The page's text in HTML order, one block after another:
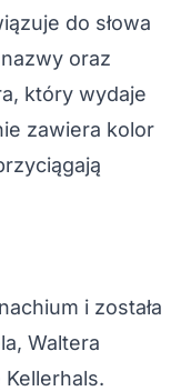
do słowa
oraz
który wydaje
zawiera kolor
i została
Waltera
Kellerhals.